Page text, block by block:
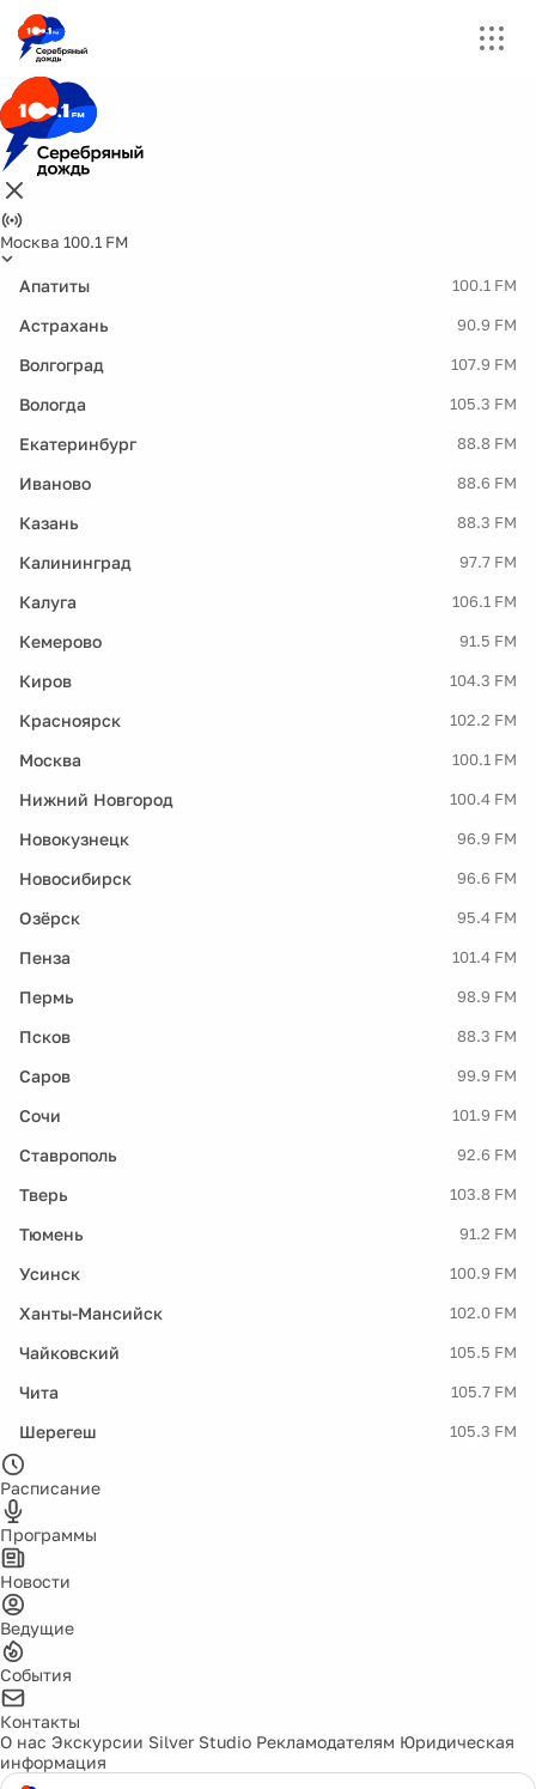
Москва 100.1 FM
Апатиты 100.1 FM
Астрахань 90.9 FM
Волгоград 107.9 FM
Вологда 105.3 FM
Екатеринбург 88.8 FM
Иваново 88.6 FM
Казань 88.3 FM
Калининград 97.7 FM
Калуга 106.1 FM
Кемерово 91.5 FM
Киров 104.3 FM
Красноярск 102.2 FM
Москва 100.1 FM
Нижний Новгород 100.4 FM
Новокузнецк 96.9 FM
Новосибирск 96.6 FM
Озёрск 95.4 FM
Пенза 101.4 FM
Пермь 98.9 FM
Псков 88.3 FM
Саров 99.9 FM
Сочи 101.9 FM
Ставрополь 92.6 FM
Тверь 103.8 FM
Тюмень 91.2 FM
Усинск 100.9 FM
Ханты-Мансийск 102.0 FM
Чайковский 105.5 FM
Чита 105.7 FM
Шерегеш 105.3 FM
Расписание
Программы
Новости
Ведущие
События
Контакты
О нас Экскурсии Silver Studio Рекламодателям Юридическая
информация